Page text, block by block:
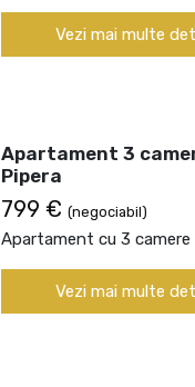
Vezi mai multe
Apartament 3
Pipera
799 € (negociabil)
Apartament cu 3
Vezi mai multe